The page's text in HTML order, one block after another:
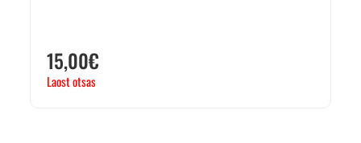
15,00€
Laost otsas